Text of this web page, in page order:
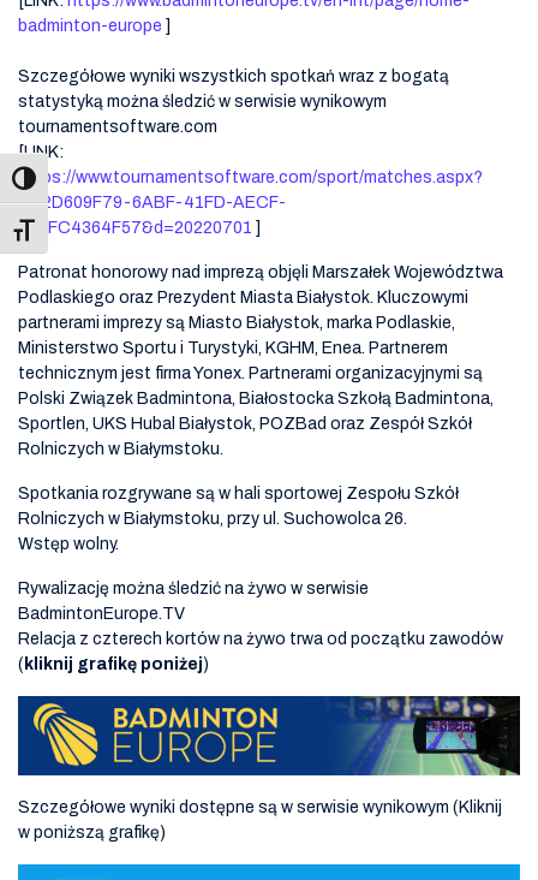
Toggle Font size
badminton-europe
Szczegółowe wyniki wszystkich spotkań wraz z bogatą
statystyką można śledzić w serwisie wynikowym
tournamentsoftware.com
[LINK:
https://www.tournamentsoftware.com/sport/matches.aspx?
id=2D609F79-6ABF-41FD-AECF-
175FC4364F57&d=20220701
Patronat honorowy nad imprezą objęli Marszałek Województwa
Podlaskiego oraz Prezydent Miasta Białystok. Kluczowymi
partnerami imprezy są Miasto Białystok, marka Podlaskie,
Ministerstwo Sportu i Turystyki, KGHM, Enea. Partnerem
technicznym jest firma Yonex. Partnerami organizacyjnymi są
Polski Związek Badmintona, Białostocka Szkołą Badmintona,
Sportlen, UKS Hubal Białystok, POZBad oraz Zespół Szkół
Rolniczych w Białymstoku.
Spotkania rozgrywane są w hali sportowej Zespołu Szkół
Rolniczych w Białymstoku, przy ul. Suchowolca 26.
Wstęp wolny.
Rywalizację można śledzić na żywo w serwisie
BadmintonEurope.TV
Relacja z czterech kortów na żywo trwa od początku zawodów
( kliknij grafikę poniżej)
Szczegółowe wyniki dostępne są w serwisie wynikowym (Kliknij
w poniższą grafikę)